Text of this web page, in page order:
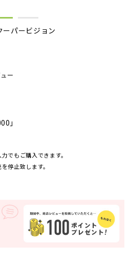
ーパービジョン
ー
」
でもご購入できます。
停止致します。